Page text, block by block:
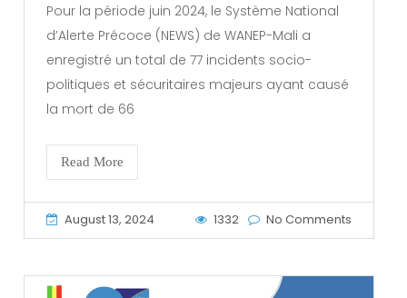
Pour la période juin 2024, le Système National
d’Alerte Précoce (NEWS) de WANEP-Mali a
enregistré un total de 77 incidents socio-
politiques et sécuritaires majeurs ayant causé
la mort de 66
Read More
August 13, 2024 1332 No Comments